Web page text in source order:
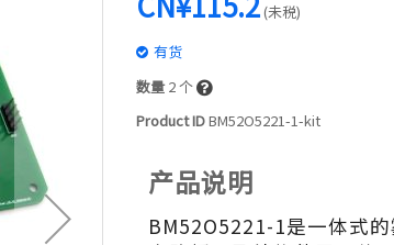
(未税)
有货
数量 2个
Product IDBM52O5221-1-kit
产品说明
BM52O5221-1是一体式